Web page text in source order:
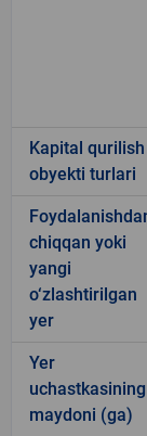
Kapital qurilish
obyekti turlari
chiqqan yoki
yangi
o‘zlashtirilgan
yer
Yer
uchastkasining
maydoni (ga)